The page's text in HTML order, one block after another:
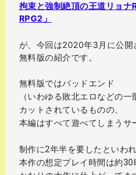
拘束と強制絶頂の王道リョナ
RPG2」
が、今回は2020年3月に公開
無料版の紹介です。
無料版ではバッドエンド
（いわゆる敗北エロなどの一
カットされているものの、
本編はすべて遊べてしまうサ
制作に2年半を要したといわ
本作の想定プレイ時間は約30